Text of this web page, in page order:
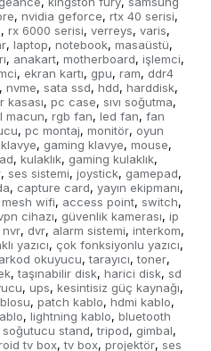
, nvidia geforce, rtx 40 serisi,
, rx 6000 serisi, verreys, varis,
, laptop, notebook, masaüstü,
, anakart, motherboard, işlemci,
, ekran kartı, gpu, ram, ddr4
, nvme, sata ssd, hdd, harddisk,
kasası, pc case, sıvı soğutma,
macun, rgb fan, led fan, fan
, pc montaj, monitör, oyun
, gaming klavye, mouse,
, kulaklık, gaming kulaklık,
, ses sistemi, joystick, gamepad,
, capture card, yayın ekipmanı,
mesh wifi, access point, switch,
cihazı, güvenlik kamerası, ip
nvr, dvr, alarm sistemi, interkom,
yazıcı, çok fonksiyonlu yazıcı,
okuyucu, tarayıcı, toner,
, taşınabilir disk, harici disk, sd
, ups, kesintisiz güç kaynağı,
, patch kablo, hdmi kablo,
, lightning kablo, bluetooth
soğutucu stand, tripod, gimbal,
tv box, tv box, projektör, ses